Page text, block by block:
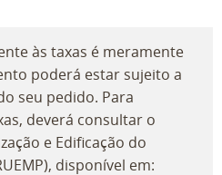
às taxas é meramente
poderá estar sujeito a
seu pedido. Para
deverá consultar o
e Edificação do
disponível em: